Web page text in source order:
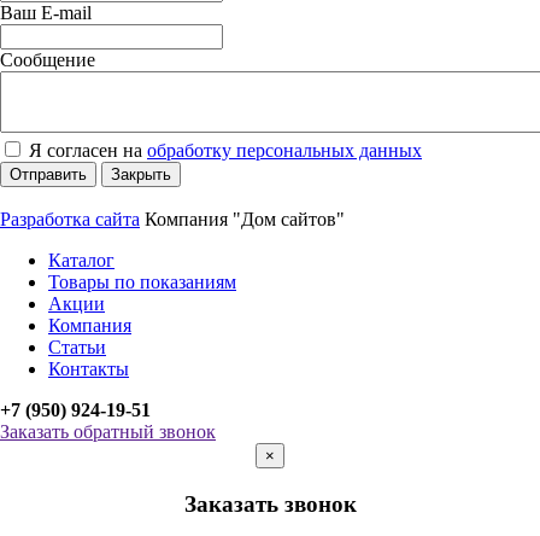
Ваш E-mail
Сообщение
Я согласен на обработку персональных данных
Отправить Закрыть
Разработка сайта Компания "Дом сайтов"
Каталог
Товары по показаниям
Акции
Компания
Статьи
Контакты
+7 (950) 924-19-51
Заказать обратный звонок
×
Заказать звонок